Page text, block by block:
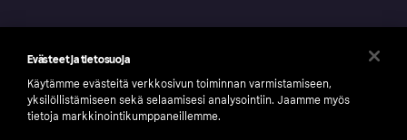
Evästeet ja tietosuoja
Käytämme evästeitä verkkosivun toiminnan varmistamiseen,
yksilöllistämiseen sekä selaamisesi analysointiin. Jaamme myös
tietoja markkinointikumppaneillemme.